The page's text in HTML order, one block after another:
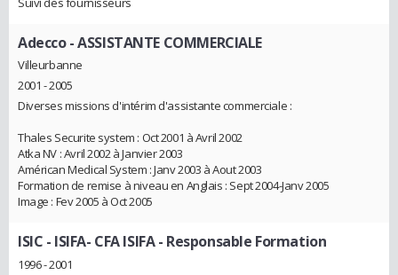
Adecco- ASSISTANTE COMMERCIALE
Villeurbanne
2001 - 2005
Diverses missions d'intérim d'assistante commerciale :
Thales Securite system : Oct 2001 à Avril 2002
Atka NV : Avril 2002 à Janvier 2003
Américan Medical System : Janv 2003 à Aout 2003
Formation de remise à niveau en Anglais : Sept 2004-Janv 2005
Image : Fev 2005 à Oct 2005
ISIC - ISIFA- CFA ISIFA- Responsable Formation
1996 - 2001